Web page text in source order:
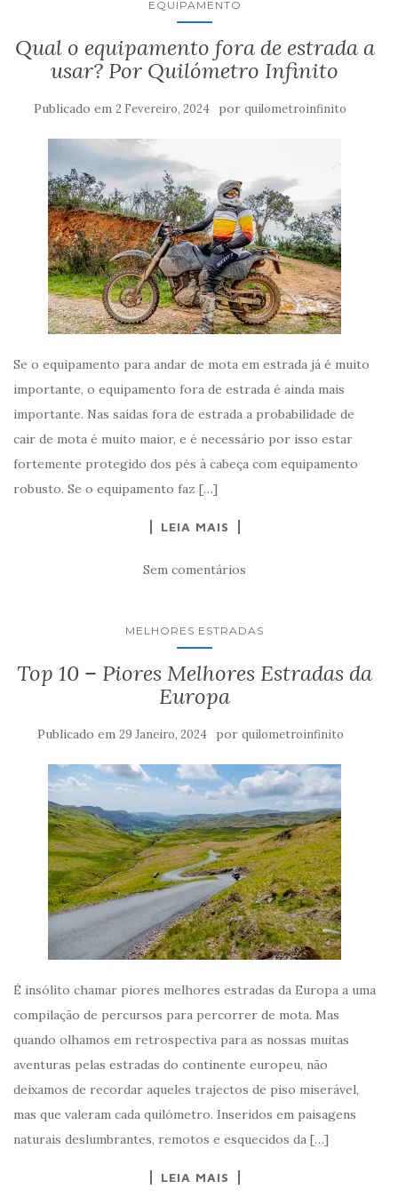
EQUIPAMENTO
Qual o equipamento fora de estrada a
usar? Por Quilómetro Infinito
Publicado em 2 Fevereiro, 2024 por quilometroinfinito
Se o equipamento para andar de mota em estrada já é muito
importante, o equipamento fora de estrada é ainda mais
importante. Nas saídas fora de estrada a probabilidade de
cair de mota é muito maior, e é necessário por isso estar
fortemente protegido dos pés à cabeça com equipamento
robusto. Se o equipamento faz […]
LEIA MAIS
Sem comentários
MELHORES ESTRADAS
Top 10 – Piores Melhores Estradas da
Europa
Publicado em 29 Janeiro, 2024 por quilometroinfinito
É insólito chamar piores melhores estradas da Europa a uma
compilação de percursos para percorrer de mota. Mas
quando olhamos em retrospectiva para as nossas muitas
aventuras pelas estradas do continente europeu, não
deixamos de recordar aqueles trajectos de piso miserável,
mas que valeram cada quilómetro. Inseridos em paisagens
naturais deslumbrantes, remotos e esquecidos da […]
LEIA MAIS